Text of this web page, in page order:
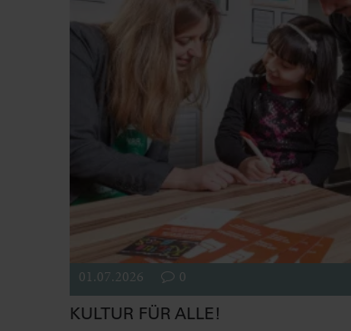
01.07.2026 0
KULTUR FÜR ALLE!